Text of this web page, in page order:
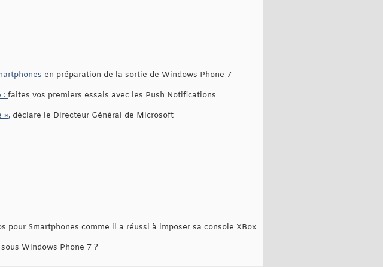
en préparation de la sortie de Windows Phone 7
: faites vos premiers essais avec les Push Notifications
», déclare le Directeur Général de Microsoft
Smartphones comme il a réussi à imposer sa console XBox
Windows Phone 7 ?